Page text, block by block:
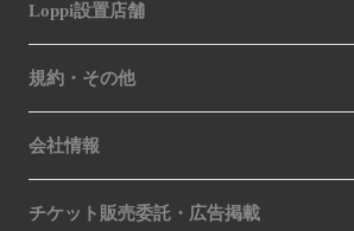
Loppi設置店舗
規約・その他
会社情報
チケット販売委託・広告掲載